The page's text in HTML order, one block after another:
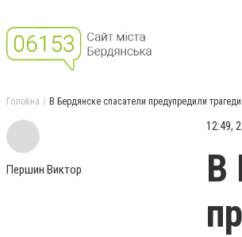
Головна В Бердянске спасатели предупредили
Першин Виктор
12:49,
В